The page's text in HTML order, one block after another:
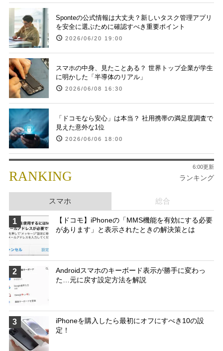
Sponteの公式情報は大丈夫？新しいタスク管理アプリ
を安全に選ぶために確認すべき重要ポイント
2026/06/20 19:00
スマホの中身、見たことある？ 世界トップ企業が学生
に明かした「半導体のリアル」
2026/06/08 16:30
「ドコモなら安心」は本当？ 社用携帯の満足度調査で
見えた意外な1位
2026/06/06 18:00
RANKING ランキング
6:00更新
スマホ 総合
1
【ドコモ】iPhoneの「MMS機能を有効にする必要
があります」と表示されたときの解決策とは
2
Androidスマホのキーボード表示が勝手に変わっ
た…元に戻す設定方法を解説
3
iPhoneを購入したら最初にオフにすべき10の設
定！